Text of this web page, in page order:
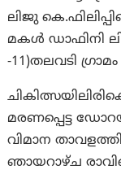
ലിജു
മകൾ ഡാഫിനി
-11)തലവടി
മരണപ്പെട്ട
വിമാന
ഞായറാഴ്ച